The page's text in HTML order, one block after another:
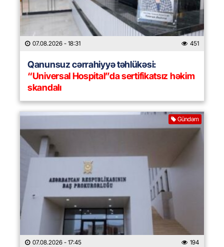
07.08.2026 - 18:31 451
Qanunsuz cərrahiyyə təhlükəsi:
“Universal Hospital”da sertifikatsız həkim
skandalı
Gündəm
07.08.2026 - 17:45 194